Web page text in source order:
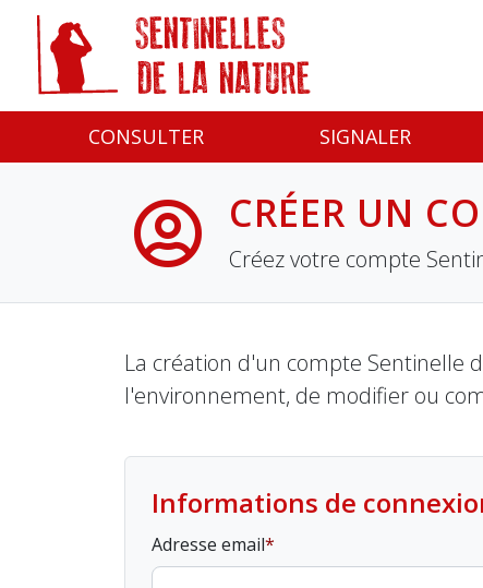
CONSULTER SIGNALER
CRÉER UN
Créez votre compte
La création d'un compte Sentinelle
l'environnement, de modifier ou
Informations de
Adresse email
Panneau de gestion des cookies